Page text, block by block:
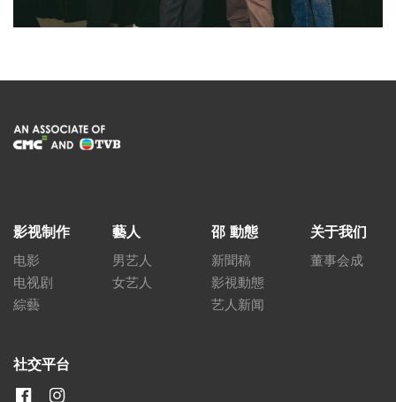
影视制作
电影
电视剧
綜藝
藝人
男艺人
女艺人
邵 動態
新聞稿
影視動態
艺人新闻
关于我们
董事会成
社交平台